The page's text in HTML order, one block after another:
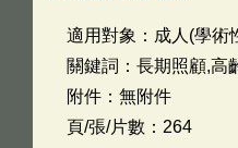
適用對象：成人(學術
關鍵詞：長期照顧,高
附件：無附件
頁/張/片數：264